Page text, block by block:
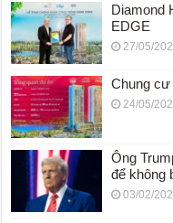
Diamond
EDGE
27/05/
Chung cư
24/05/
Ông
để không
03/02/